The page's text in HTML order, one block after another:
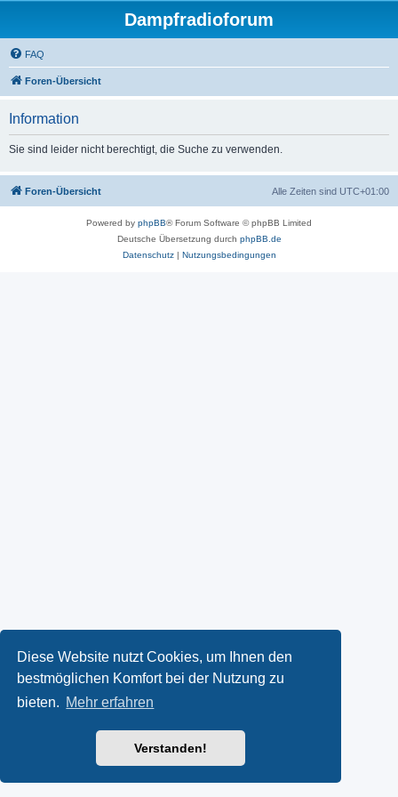
Diese Website nutzt Cookies, um Ihnen den
bestmöglichen Komfort bei der Nutzung zu
bieten. Mehr erfahren
Verstanden!
Dampfradioforum
FAQ
Foren-Übersicht
Information
Sie sind leider nicht berechtigt, die Suche zu verwenden.
Foren-Übersicht Alle Zeiten sind UTC+01:00
Powered by phpBB® Forum Software © phpBB Limited
Deutsche Übersetzung durch phpBB.de
Datenschutz| Nutzungsbedingungen